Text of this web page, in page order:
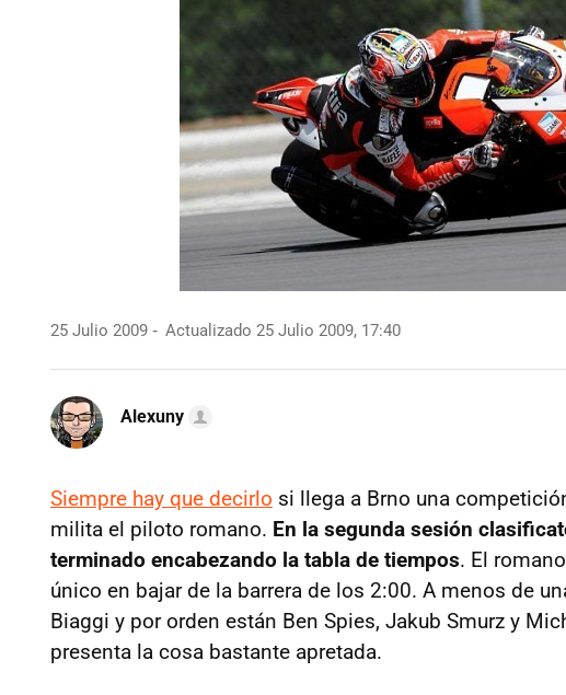
25 Julio 2009 Actualizado 25 Julio 2009, 17:40
Alexuny
Siempre hay que decirlo si llega a Brno una
milita el piloto romano. En la segunda sesión
terminado encabezando la tabla de tiempos. El
único en bajar de la barrera de los 2:00. A menos de
Biaggi y por orden están Ben Spies, Jakub Smurz y
presenta la cosa bastante apretada.